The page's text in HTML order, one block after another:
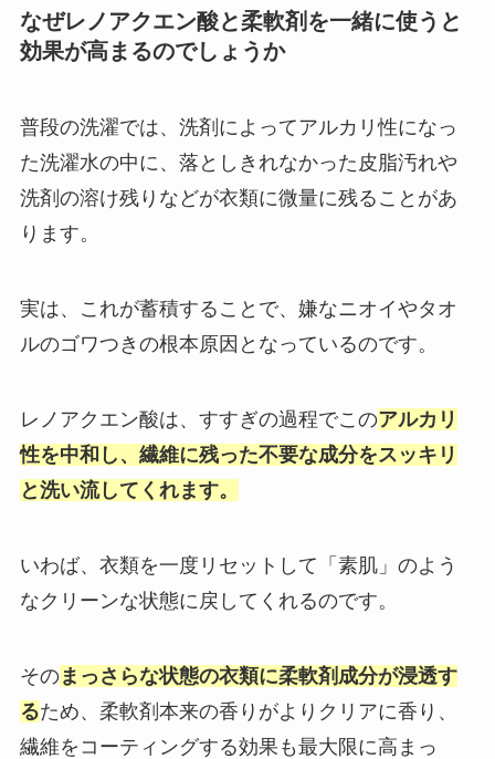
なぜレノアクエン酸と柔軟剤を一緒に使うと
効果が高まるのでしょうか
普段の洗濯では、洗剤によってアルカリ性になっ
た洗濯水の中に、落としきれなかった皮脂汚れや
洗剤の溶け残りなどが衣類に微量に残ることがあ
ります。
実は、これが蓄積することで、嫌なニオイやタオ
ルのゴワつきの根本原因となっているのです。
レノアクエン酸は、すすぎの過程でこのアルカリ
性を中和し、繊維に残った不要な成分をスッキリ
と洗い流してくれます。
いわば、衣類を一度リセットして「素肌」のよう
なクリーンな状態に戻してくれるのです。
そのまっさらな状態の衣類に柔軟剤成分が浸透す
るため、柔軟剤本来の香りがよりクリアに香り、
繊維をコーティングする効果も最大限に高まっ